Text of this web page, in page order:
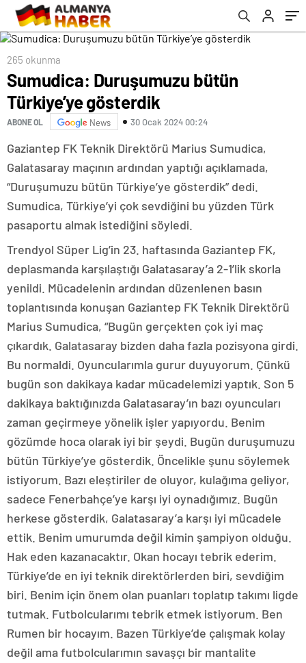
265 okunma
Sumudica: Duruşumuzu bütün
Türkiye’ye gösterdik
ABONE OL News 30 Ocak 2024 00:24
Gaziantep FK Teknik Direktörü Marius Sumudica,
Galatasaray maçının ardından yaptığı açıklamada,
“Duruşumuzu bütün Türkiye’ye gösterdik” dedi.
Sumudica, Türkiye’yi çok sevdiğini bu yüzden Türk
pasaportu almak istediğini söyledi.
Trendyol Süper Lig’in 23. haftasında Gaziantep FK,
deplasmanda karşılaştığı Galatasaray’a 2-1’lik skorla
yenildi. Mücadelenin ardından düzenlenen basın
toplantısında konuşan Gaziantep FK Teknik Direktörü
Marius Sumudica, “Bugün gerçekten çok iyi maç
çıkardık. Galatasaray bizden daha fazla pozisyona girdi.
Bu normaldi. Oyuncularımla gurur duyuyorum. Çünkü
bugün son dakikaya kadar mücadelemizi yaptık. Son 5
dakikaya baktığınızda Galatasaray’ın bazı oyuncuları
zaman geçirmeye yönelik işler yapıyordu. Benim
gözümde hoca olarak iyi bir şeydi. Bugün duruşumuzu
bütün Türkiye’ye gösterdik. Öncelikle şunu söylemek
istiyorum. Bazı eleştiriler de oluyor, kulağıma geliyor,
sadece Fenerbahçe’ye karşı iyi oynadığımız. Bugün
herkese gösterdik, Galatasaray’a karşı iyi mücadele
ettik. Benim umurumda değil kimin şampiyon olduğu.
Hak eden kazanacaktır. Okan hocayı tebrik ederim.
Türkiye’de en iyi teknik direktörlerden biri, sevdiğim
biri. Benim için önem olan puanları toplatıp takımı ligde
tutmak. Futbolcularımı tebrik etmek istiyorum. Ben
Rumen bir hocayım. Bazen Türkiye’de çalışmak kolay
değil ama futbolcularımın savaşçı bir mantalite